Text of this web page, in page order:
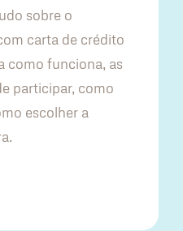
sobre o
carta de crédito
como funciona, as
participar, como
escolher a